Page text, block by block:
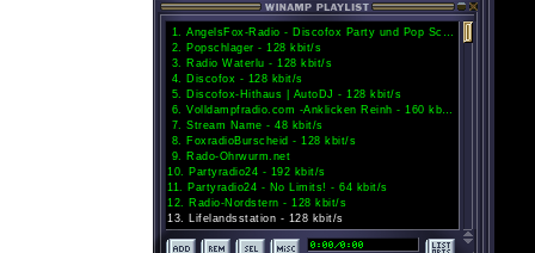
1. AngelsFox-Radio - Discofox Party und Pop Schlager - 128 kbit/s
2. Popschlager - 128 kbit/s
3. Radio Waterlu - 128 kbit/s
4. Discofox - 128 kbit/s
5. Discofox-Hithaus | AutoDJ - 128 kbit/s
6. Volldampfradio.com -Anklicken Reinh - 160 kbit/s
7. Stream Name - 48 kbit/s
8. FoxradioBurscheid - 128 kbit/s
9. Rado-Ohrwurm.net
10. Partyradio24 - 192 kbit/s
11. Partyradio24 - No Limits! - 64 kbit/s
12. Radio-Nordstern - 128 kbit/s
13. Lifelandsstation - 128 kbit/s